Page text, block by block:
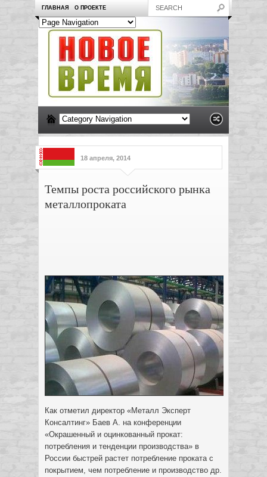
ГЛАВНАЯ О ПРОЕКТЕ
18 апреля, 2014
Темпы роста российского рынка
металлопроката
Как отметил директор «Металл Эксперт
Консалтинг» Баев А. на конференции
«Окрашенный и оцинкованный прокат:
потребления и тенденции производства» в
России быстрей растет потребление проката с
покрытием, чем потребление и производство др.